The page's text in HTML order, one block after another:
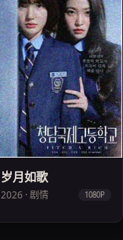
岁月如歌
2026 · 剧情 1080P